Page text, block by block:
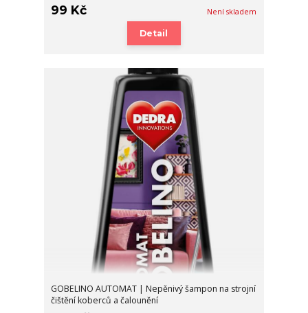
99 Kč Není skladem
Detail
GOBELINO AUTOMAT | Nepěnivý šampon na strojní
čištění koberců a čalounění